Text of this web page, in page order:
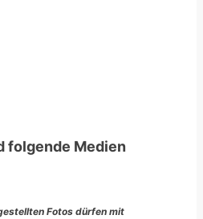
folgende Medien
Fotos dürfen mit